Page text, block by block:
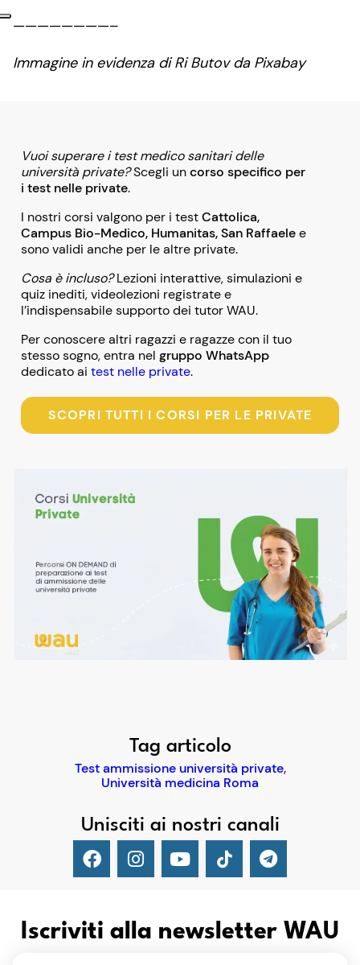
————————–
Immagine in evidenza di Ri Butov da Pixabay
Vuoi superare i test medico sanitari delle
università private?Scegli uncorso specifico per
i test nelle private.
I nostri corsi valgono per i testCattolica,
Campus Bio-Medico, Humanitas, San Raffaelee
sono validi anche per le altre private.
Cosa è incluso?Lezioni interattive, simulazioni e
quiz inediti, videolezioni registrate e
l’indispensabile supporto dei tutor WAU.
Per conoscere altri ragazzi e ragazze con il tuo
stesso sogno, entra nel gruppo WhatsApp
dedicato ai test nelle private.
SCOPRI TUTTI I CORSI PER LE PRIVATE
Tag articolo
Test ammissione università private,
Università medicina Roma
Unisciti ai nostri canali
Iscriviti alla newsletter WAU